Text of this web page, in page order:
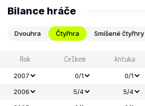
Bilance hráče
Dvouhra Čtyřhra Smíšené čtyřhry
Rok Celkem Antuka
2007 0/1 0/1
2006 5/4 5/4